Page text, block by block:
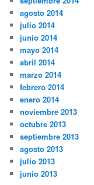
agosto 2014
julio 2014
junio 2014
mayo 2014
abril 2014
marzo 2014
febrero 2014
enero 2014
noviembre 2013
octubre 2013
septiembre 2013
agosto 2013
julio 2013
junio 2013